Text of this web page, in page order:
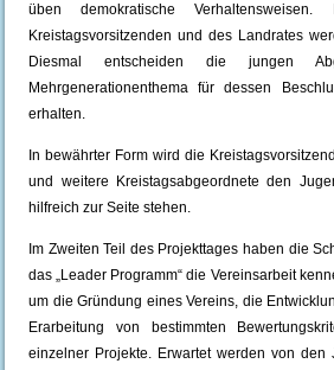
üben demokratische
Kreistagsvorsitzenden und des Landrates
Diesmal entscheiden die jungen
Mehrgenerationenthema für dessen
erhalten.
In bewährter Form wird die
und weitere Kreistagsabgeordnete den
hilfreich zur Seite stehen.
Im Zweiten Teil des Projekttages haben die
das „Leader Programm“ die Vereinsarbeit
um die Gründung eines Vereins, die
Erarbeitung von bestimmten
einzelner Projekte. Erwartet werden von den